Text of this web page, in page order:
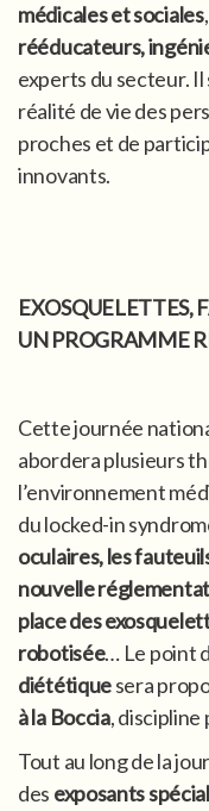
médicales et sociales
rééducateurs,
experts du secteur. Il
réalité de vie des
proches et de
innovants.
EXOSQUELETTES,
UN PROGRAMME
Cette journée
abordera plusieurs
l’environnement
du locked-in
oculaires, les
nouvelle
place des
robotisée… Le point
diététiquesera
à la Boccia, discipline
Tout au long de la
des exposants